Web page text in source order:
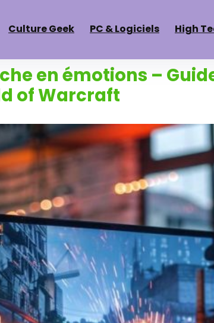
Culture Geek PC & Logiciels High
en émotions –
of Warcraft